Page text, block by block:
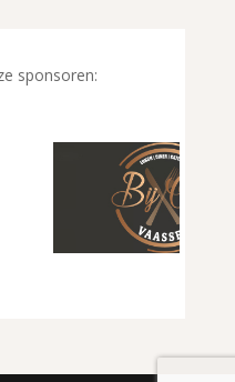
sponsoren: